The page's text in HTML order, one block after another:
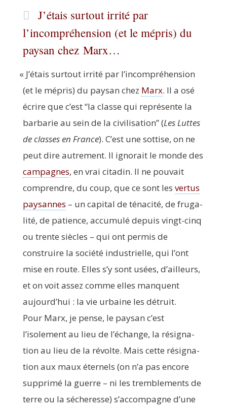
J’étais surtout irrité par
l’incompréhension (et le mépris) du
paysan chez Marx…
« J’étais sur­tout irri­té par l’incompréhension
(et le mépris) du pay­san chez Marx. Il a osé
écrire que c’est“la classe qui repré­sente la
bar­ba­rie au sein de la civi­li­sa­tion” (Les Luttes
de classes en France). C’est une sot­tise, on ne
peut dire autre­ment. Il igno­rait le monde des
cam­pagnes, en vrai cita­din. Il ne pou­vait
com­prendre, du coup, que ce sont les ver­tus
pay­sannes – un capi­tal de téna­ci­té, de fru­ga­
li­té, de patience, accu­mu­lé depuis vingt-cinq
ou trente siècles – qui ont per­mis de
construire la socié­té indus­trielle, qui l’ont
mise en route. Elles s’y sont usées, d’ailleurs,
et on voit assez comme elles manquent
aujourd’hui : la vie urbaine les détruit.
Pour Marx, je pense, le pay­san c’est
l’isolement au lieu de l’échange, la rési­gna­
tion au lieu de la révolte. Mais cette rési­gna­
tion aux maux éter­nels (on n’a pas encore
sup­pri­mé la guerre – ni les trem­ble­ments de
terre ou la séche­resse) s’accompagne d’une